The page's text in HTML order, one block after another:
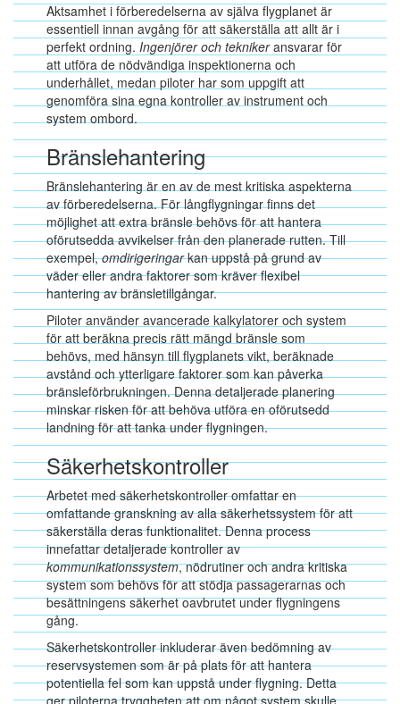
Aktsamhet i förberedelserna av själva flygplanet är
essentiell innan avgång för att säkerställa att allt är i
perfekt ordning. Ingenjörer och teknikeransvarar för
att utföra de nödvändiga inspektionerna och
underhållet, medan piloter har som uppgift att
genomföra sina egna kontroller av instrument och
system ombord.
Bränslehantering
Bränslehantering är en av de mest kritiska aspekterna
av förberedelserna. För långflygningar finns det
möjlighet att extra bränsle behövs för att hantera
oförutsedda avvikelser från den planerade rutten. Till
exempel,omdirigeringarkan uppstå på grund av
väder eller andra faktorer som kräver flexibel
hantering av bränsletillgångar.
Piloter använder avancerade kalkylatorer och system
för att beräkna precis rätt mängd bränsle som
behövs, med hänsyn till flygplanets vikt, beräknade
avstånd och ytterligare faktorer som kan påverka
bränsleförbrukningen. Denna detaljerade planering
minskar risken för att behöva utföra en oförutsedd
landning för att tanka under flygningen.
Säkerhetskontroller
Arbetet med säkerhetskontroller omfattar en
omfattande granskning av alla säkerhetssystem för att
säkerställa deras funktionalitet. Denna process
innefattar detaljerade kontroller av
kommunikationssystem, nödrutiner och andra kritiska
system som behövs för att stödja passagerarnas och
besättningens säkerhet oavbrutet under flygningens
gång.
Säkerhetskontroller inkluderar även bedömning av
reservsystemen som är på plats för att hantera
potentiella fel som kan uppstå under flygning. Detta
ger piloterna tryggheten att om något system skulle